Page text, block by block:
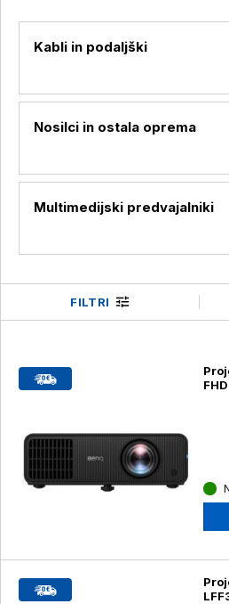
Kabli in podaljški
Nosilci in ostala oprema
Multimedijski predvajalniki
FILTRI